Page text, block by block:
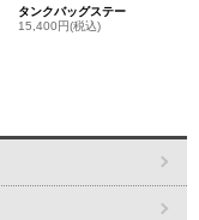
タンクバッグステー
15,400円(税込)